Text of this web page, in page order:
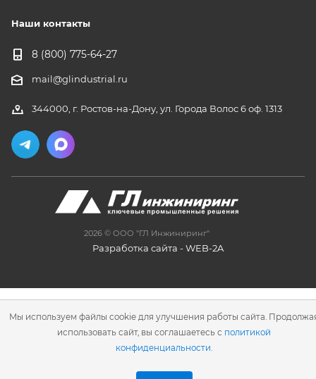
Наши контакты
8 (800) 775-64-27
mail@glindustrial.ru
344000, г. Ростов-на-Дону, ул. Города Волос 6 оф. 1313
2026 © ООО "ГЛ Инжиниринг"
Разработка сайта - WEB-2A
Мы используем файлы cookie для улучшения работы сайта.
использовать сайт, вы соглашаетесь с политикой
конфиденциальности.